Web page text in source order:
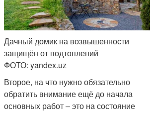
Дачный домик на возвышенности
защищён от подтоплений
ФОТО: yandex.uz
Второе, на что нужно обязательно
обратить внимание ещё до начала
основных работ – это на состояние